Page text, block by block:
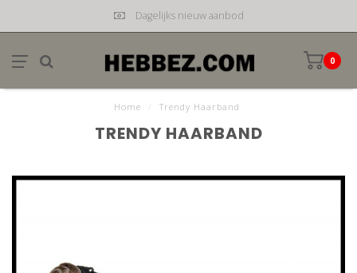
Dagelijks nieuw aanbod
0
Home Trendy Haarband
TRENDY HAARBAND